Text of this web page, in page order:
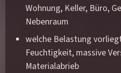
Wohnung, Keller, Büro,
Nebenraum
welche Belastung
Feuchtigkeit, massive
Materialabrieb